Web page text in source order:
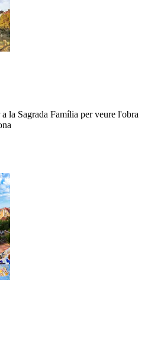
la Sagrada Família per veure l'obra